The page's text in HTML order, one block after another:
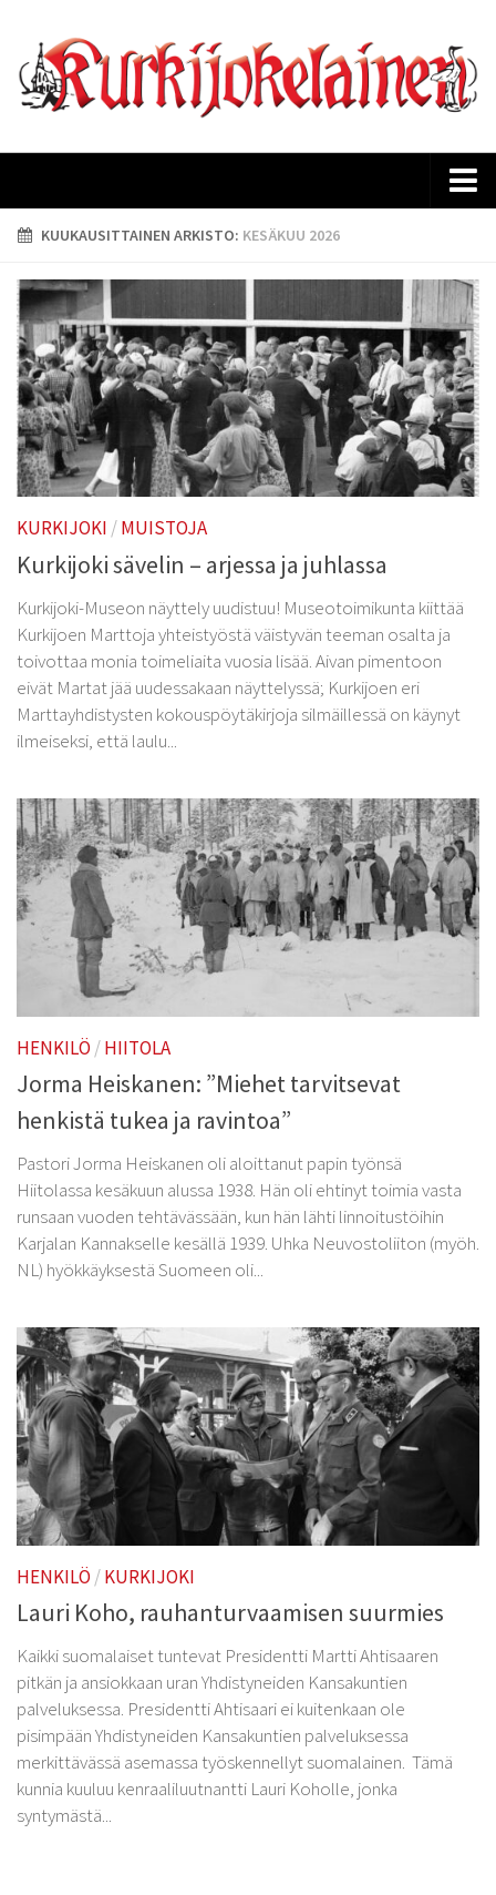
Etusivu
Kurkijokelaisen historia
Lehtiarkisto
Tilaus
Mediakortti
Yhteystiedot
Kurkijoki-Säätiö
Myyntituotteet
KUUKAUSITTAINEN ARKISTO: KESÄKUU 2026
KURKIJOKI /MUISTOJA
Kurkijoki sävelin – arjessa ja juhlassa
Kurkijoki-Museon näyttely uudistuu! Museotoimikunta kiittää
Kurkijoen Marttoja yhteistyöstä väistyvän teeman osalta ja
toivottaa monia toimeliaita vuosia lisää. Aivan pimentoon
eivät Martat jää uudessakaan näyttelyssä; Kurkijoen eri
Marttayhdistysten kokouspöytäkirjoja silmäillessä on käynyt
ilmeiseksi, että laulu...
HENKILÖ /HIITOLA
Jorma Heiskanen: ”Miehet tarvitsevat
henkistä tukea ja ravintoa”
Pastori Jorma Heiskanen oli aloittanut papin työnsä
Hiitolassa kesäkuun alussa 1938. Hän oli ehtinyt toimia vasta
runsaan vuoden tehtävässään, kun hän lähti linnoitustöihin
Karjalan Kannakselle kesällä 1939. Uhka Neuvostoliiton (myöh.
NL) hyökkäyksestä Suomeen oli...
HENKILÖ /KURKIJOKI
Lauri Koho, rauhanturvaamisen suurmies
Kaikki suomalaiset tuntevat Presidentti Martti Ahtisaaren
pitkän ja ansiokkaan uran Yhdistyneiden Kansakuntien
palveluksessa. Presidentti Ahtisaari ei kuitenkaan ole
pisimpään Yhdistyneiden Kansakuntien palveluksessa
merkittävässä asemassa työskennellyt suomalainen. Tämä
kunnia kuuluu kenraaliluutnantti Lauri Koholle, jonka
syntymästä...